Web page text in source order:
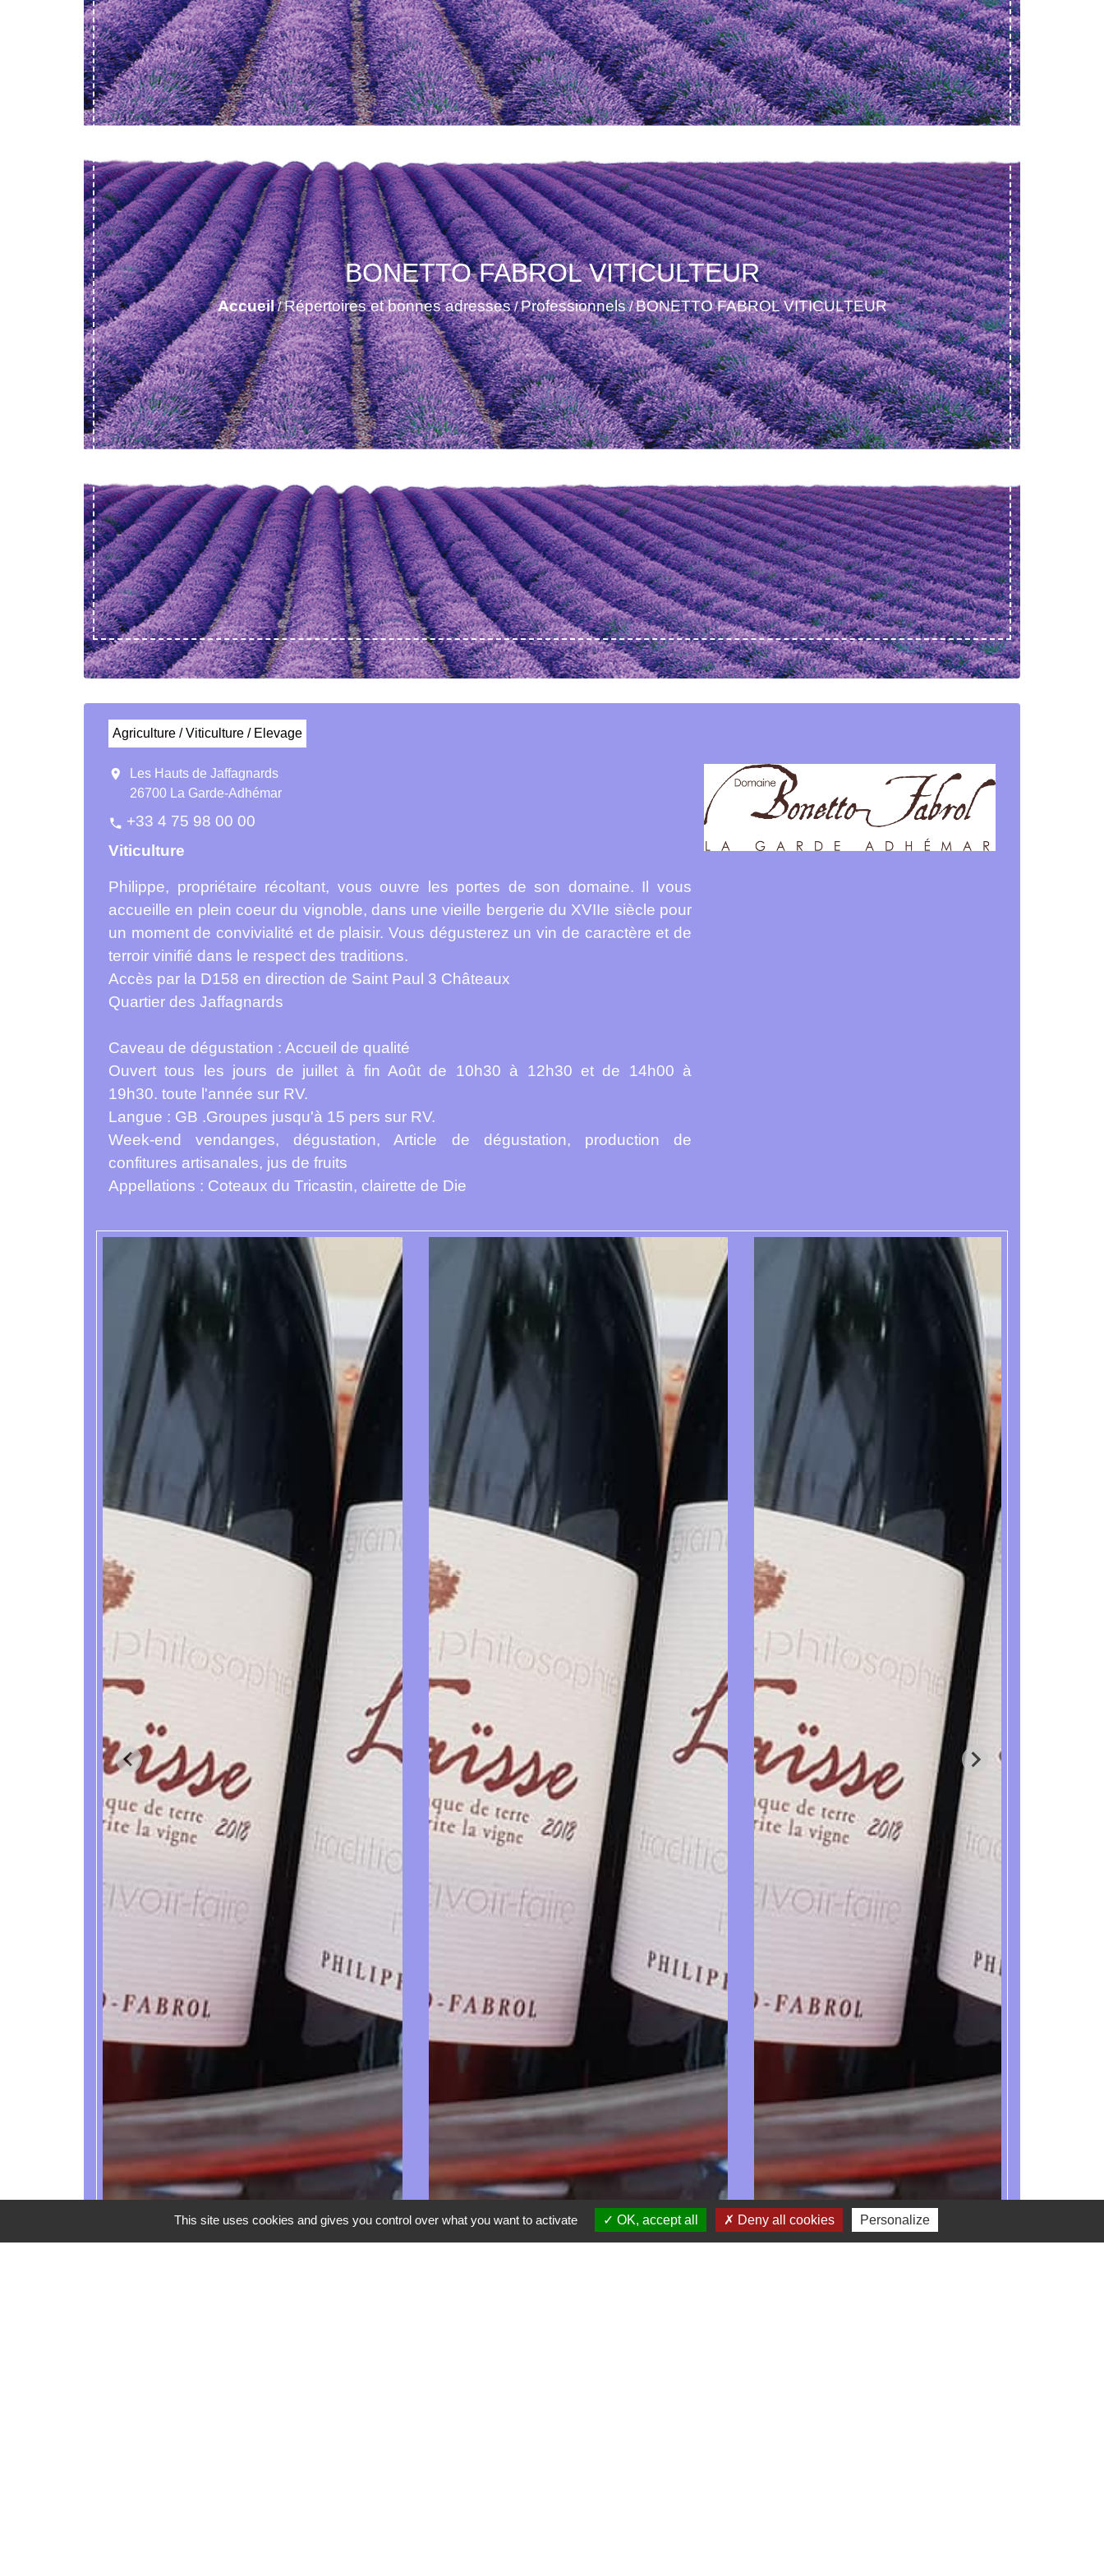
BONETTO FABROL VITICULTEUR
Accueil/Répertoires et bonnes adresses/Professionnels/BONETTO FABROL VITICULTEUR
Agriculture / Viticulture / Elevage
location_on
Les Hauts de Jaffagnards
26700 La Garde-Adhémar
phone +33 4 75 98 00 00
Viticulture
Philippe, propriétaire récoltant, vous ouvre les portes de son domaine. Il vous
accueille en plein coeur du vignoble, dans une vieille bergerie du XVIIe siècle pour
un moment de convivialité et de plaisir. Vous dégusterez un vin de caractère et de
terroir vinifié dans le respect des traditions.
Accès par la D158 en direction de Saint Paul 3 Châteaux
Quartier des Jaffagnards
Caveau de dégustation : Accueil de qualité
Ouvert tous les jours de juillet à fin Août de 10h30 à 12h30 et de 14h00 à
19h30. toute l'année sur RV.
Langue : GB .Groupes jusqu'à 15 pers sur RV.
Week-end vendanges, dégustation, Article de dégustation, production de
confitures artisanales, jus de fruits
Appellations : Coteaux du Tricastin, clairette de Die
This site uses cookies and gives you control over what you want to activate OK, accept all Deny all cookies Personalize